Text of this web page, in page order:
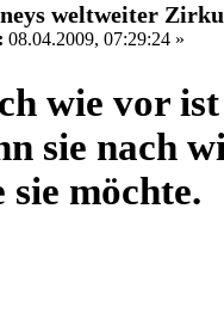
weltweiter
08.04.2009, 07:29:24 »
wie vor
sie nach
sie möchte.